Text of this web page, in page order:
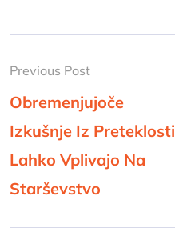
Previous Post
Obremenjujoče
Izkušnje Iz Preteklosti
Lahko Vplivajo Na
Starševstvo